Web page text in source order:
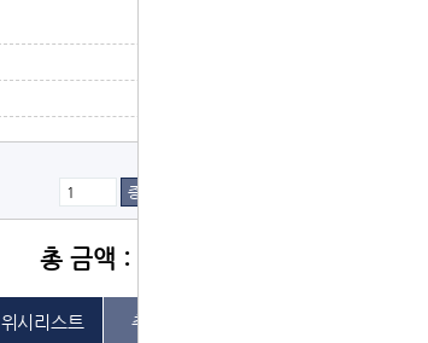
증가
총 금액 : 1,000원
위시리스트 추천하기